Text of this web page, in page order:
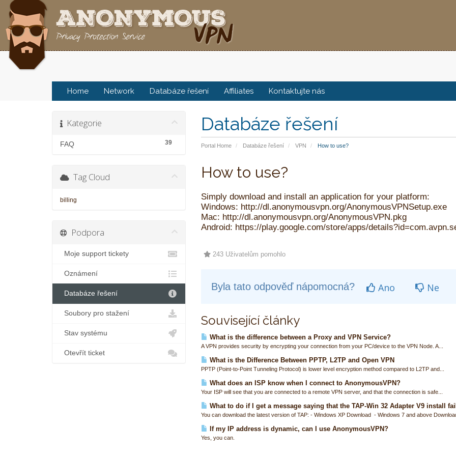
Home Network Databáze řešení Affiliates Kontaktujte nás
Databáze řešení
Portal Home Databáze řešení VPN How to use?
Kategorie
39
FAQ
How to use?
Simply download and install an application for your platform:
Windows: http://dl.anonymousvpn.org/AnonymousVPNSetup.exe
Mac: http://dl.anonymousvpn.org/AnonymousVPN.pkg
Android: https://play.google.com/store/apps/
243 Uživatelům pomohlo
Byla tato odpověď nápomocná? Ano Ne
Související články
What is the difference between a Proxy and VPN Service?
A VPN provides security by encrypting your connection from your PC/device to the VPN Node. A...
What is the Difference Between PPTP, L2TP and Open VPN
PPTP (Point-to-Point Tunneling Protocol) is lower level encryption method compared to L2TP and...
What does an ISP know when I connect to AnonymousVPN?
Your ISP will see that you are connected to a remote VPN server, and that the connection is safe...
What to do if I get a message saying that the TAP-Win 32 Adapter V9 install
You can download the latest version of TAP: - Windows XP Download - Windows 7 and above
If my IP address is dynamic, can I use AnonymousVPN?
Yes, you can.
Tag Cloud
billing
Podpora
Moje support tickety
Oznámení
Databáze řešení
Soubory pro stažení
Stav systému
Otevřít ticket